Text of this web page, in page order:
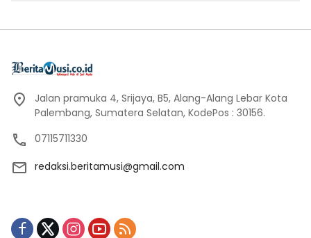
Jalan pramuka 4, Srijaya, B5, Alang-Alang Lebar Kota
Palembang, Sumatera Selatan, KodePos : 30156.
07115711330
redaksi.beritamusi@gmail.com